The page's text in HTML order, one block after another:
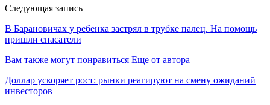
Следующая запись
В Барановичах у ребенка застрял в трубке палец. На помощь
пришли спасатели
Вам также могут понравиться Еще от автора
Доллар ускоряет рост: рынки реагируют на смену ожиданий
инвесторов